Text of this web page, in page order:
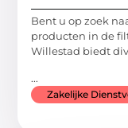
Bent u op zoek
producten in de
Willestad biedt
...
Zakelijke